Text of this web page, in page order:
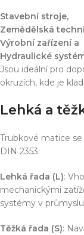
Stavební stroje,
Zemědělská
Výrobní zařízení a
Hydraulické
Jsou ideální pro
okruzích, kde je
Lehká a
Trubkové matice
DIN 2353:
Lehká řada (L):
mechanickými
systémy v
Těžká řada (S):